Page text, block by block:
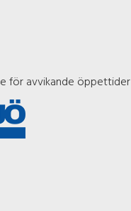
för avvikande öppettider